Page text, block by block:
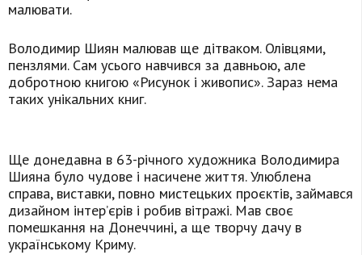
малювати.
Володимир Шиян малював ще дітваком. Олівцями,
пензлями. Сам усього навчився за давньою, але
добротною книгою «Рисунок і живопис». Зараз нема
таких унікальних книг.
Ще донедавна в 63-річного художника Володимира
Шияна було чудове і насичене життя. Улюблена
справа, виставки, повно мистецьких проєктів, займався
дизайном інтер’єрів і робив вітражі. Мав своє
помешкання на Донеччині, а ще творчу дачу в
українському Криму.